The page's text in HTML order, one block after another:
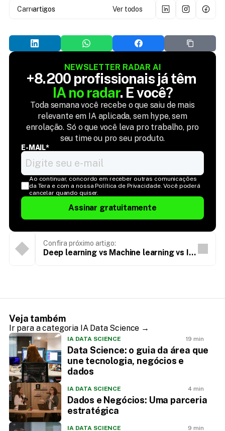
Carregando...
artigos Ver todos
NEWSLETTER RADAR AI
IA no radar. E você?
Toda semana você recebe o que saiu de mais
relevante em IA aplicada, sem hype, sem
enrolação. Só o que você leva pro trabalho, pro
seu time ou pro seu produto.
E-MAIL*
Ao continuar, concordo em receber outras comunicações
da Tera e com a nossa Política de Privacidade. Você poderá
cancelar quando quiser.
Assinar gratuitamente
Confira próximo artigo:
Deep learning vs Machine learning vs IA:
Veja também
Ir para a categoria IA Data Science →
IA DATA SCIENCE 19 min
Data Science: o guia da área que
une tecnologia, negócios e
dados
IA DATA SCIENCE 4 min
Dados e Negócios: Uma parceria
estratégica
IA DATA SCIENCE 9 min